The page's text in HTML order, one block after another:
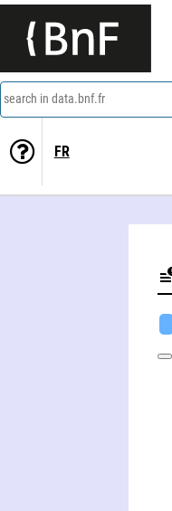
search in data.bnf.fr
FR